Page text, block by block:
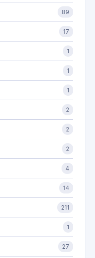
89
17
1
1
1
2
2
2
4
14
211
1
27